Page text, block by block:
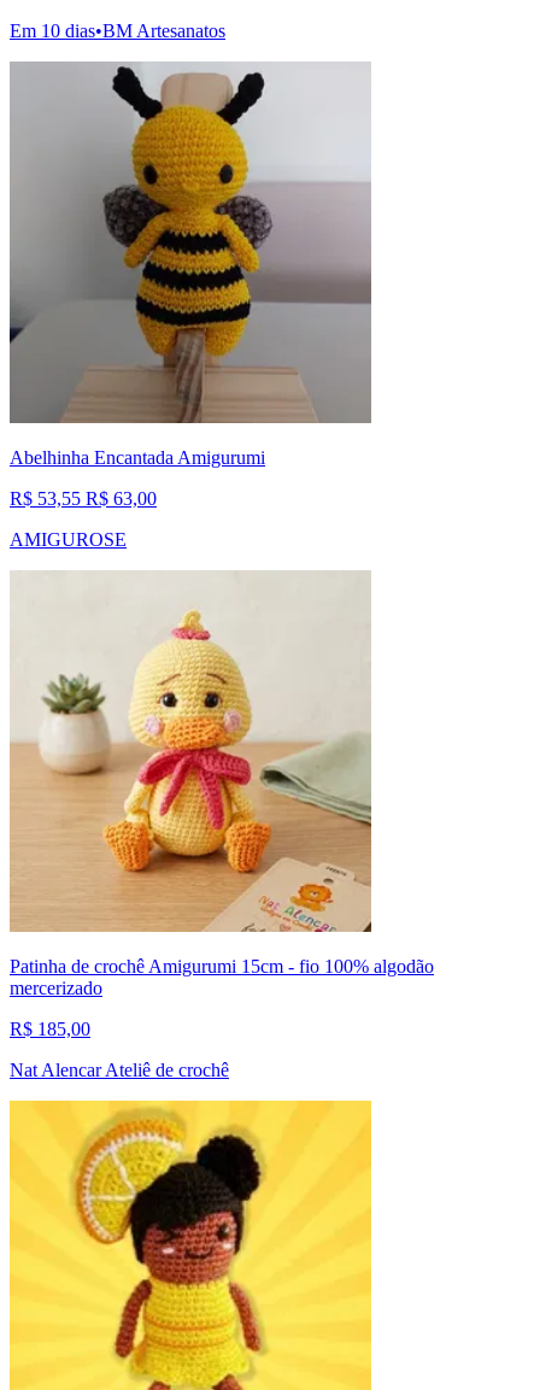
Em 10 dias•BM Artesanatos
Abelhinha Encantada Amigurumi
R$ 53,55 R$ 63,00
AMIGUROSE
Patinha de crochê Amigurumi 15cm - fio 100% algodão
mercerizado
R$ 185,00
Nat Alencar Ateliê de crochê